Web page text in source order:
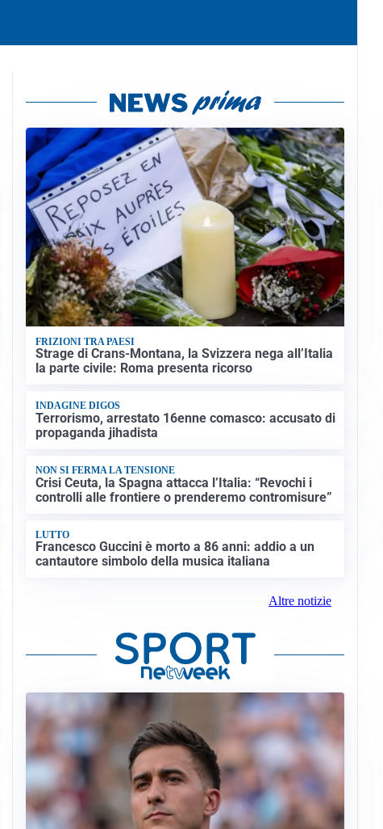
FRIZIONI TRA PAESI
Strage di Crans-Montana, la Svizzera nega all’Italia
la parte civile: Roma presenta ricorso
INDAGINE DIGOS
Terrorismo, arrestato 16enne comasco: accusato di
propaganda jihadista
NON SI FERMA LA TENSIONE
Crisi Ceuta, la Spagna attacca l’Italia: “Revochi i
controlli alle frontiere o prenderemo contromisure”
LUTTO
Francesco Guccini è morto a 86 anni: addio a un
cantautore simbolo della musica italiana
Altre notizie